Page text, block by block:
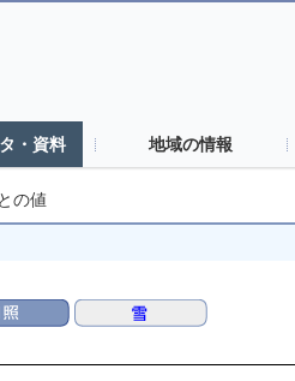
・資料 地域の情報
の値